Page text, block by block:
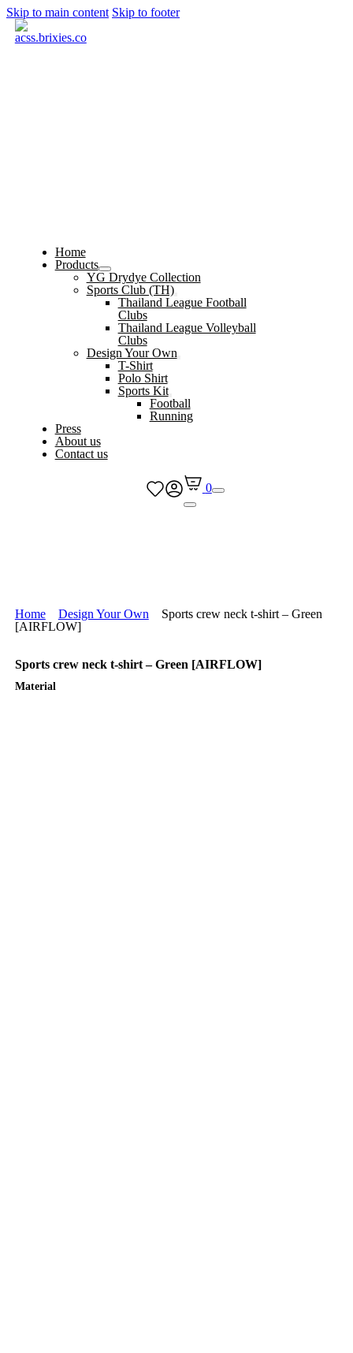
Skip to main content Skip to footer
Home
Products
YG Drydye Collection
Sports Club (TH)
Thailand League Football
Clubs
Thailand League Volleyball
Clubs
Design Your Own
T-Shirt
Polo Shirt
Sports Kit
Football
Running
Press
About us
Contact us
0
Home Design Your Own
Sports crew neck t-shirt – Green
[AIRFLOW]
Sports crew neck t-shirt – Green [AIRFLOW]
Material